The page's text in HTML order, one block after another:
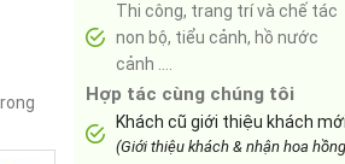
Thi công, trang trí và chế tác
non bộ, tiểu cảnh, hồ nước
cảnh ….
Hợp tác cùng chúng tôi
Khách cũ giới thiệu khách mới
(Giới thiệu khách & nhận hoa